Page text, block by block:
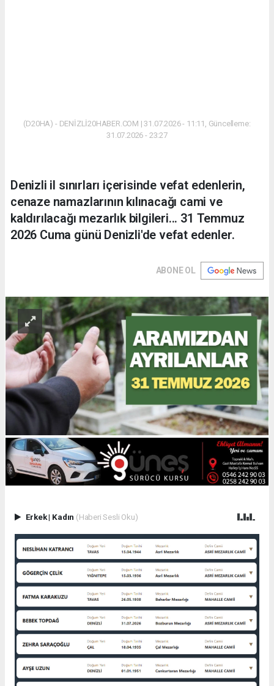
(D20HA) - DENİZLİ20HABER.COM | 31.07.2026 - 11:11, Güncelleme:
31.07.2026 - 23:27
Denizli il sınırları içerisinde vefat edenlerin,
cenaze namazlarının kılınacağı cami ve
kaldırılacağı mezarlık bilgileri... 31 Temmuz
2026 Cuma günü Denizli'de vefat edenler.
ABONE OL
Erkek| Kadın (Haberi Sesli Oku)